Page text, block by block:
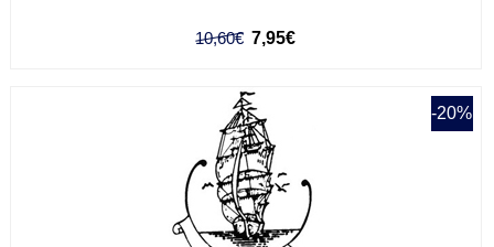
10,60€ 7,95€
-20%